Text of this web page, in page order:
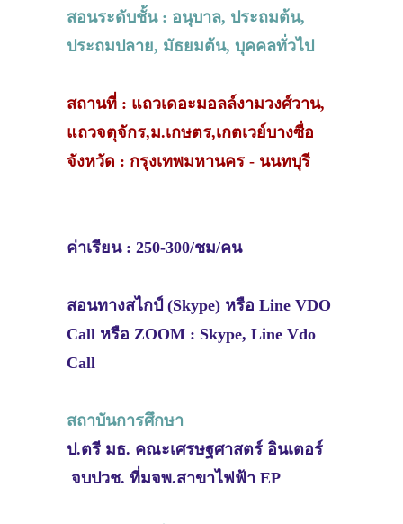
สอนระดับชั้น : อนุบาล, ประถมต้น,
ประถมปลาย, มัธยมต้น, บุคคลทั่วไป
สถานที่ : แถวเดอะมอลล์งามวงศ์วาน,
แถวจตุจักร,ม.เกษตร,เกตเวย์บางซื่อ
จังหวัด : กรุงเทพมหานคร - นนทบุรี
ค่าเรียน : 250-300/ชม/คน
สอนทางสไกป์ (Skype) หรือ Line VDO
Call หรือ ZOOM : Skype, Line Vdo
Call
สถาบันการศึกษา
ป.ตรี มธ. คณะเศรษฐศาสตร์ อินเตอร์
จบปวช. ที่มจพ.สาขาไฟฟ้า EP